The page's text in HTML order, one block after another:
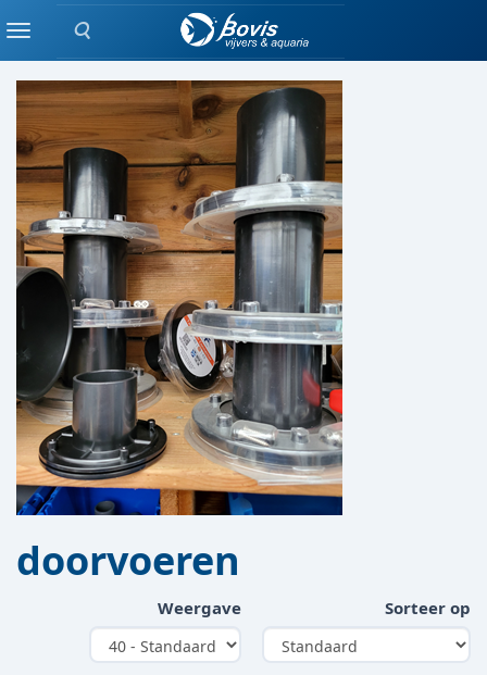
Zoeken
MenuAANSLUITMATERIALEN
doorvoeren
Weergave Sorteer op